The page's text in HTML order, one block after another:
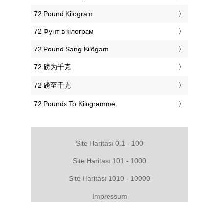
‎72 Pound Kilogram
‎72 Фунт в кілограм
‎72 Pound Sang Kilôgam
‎72 磅为千克
‎72 磅至千克
‎72 Pounds To Kilogramme
Site Haritası 0.1 - 100
Site Haritası 101 - 1000
Site Haritası 1010 - 10000
Impressum